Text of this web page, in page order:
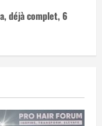
déjà complet, 6